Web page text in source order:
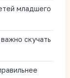
младшего
скучать